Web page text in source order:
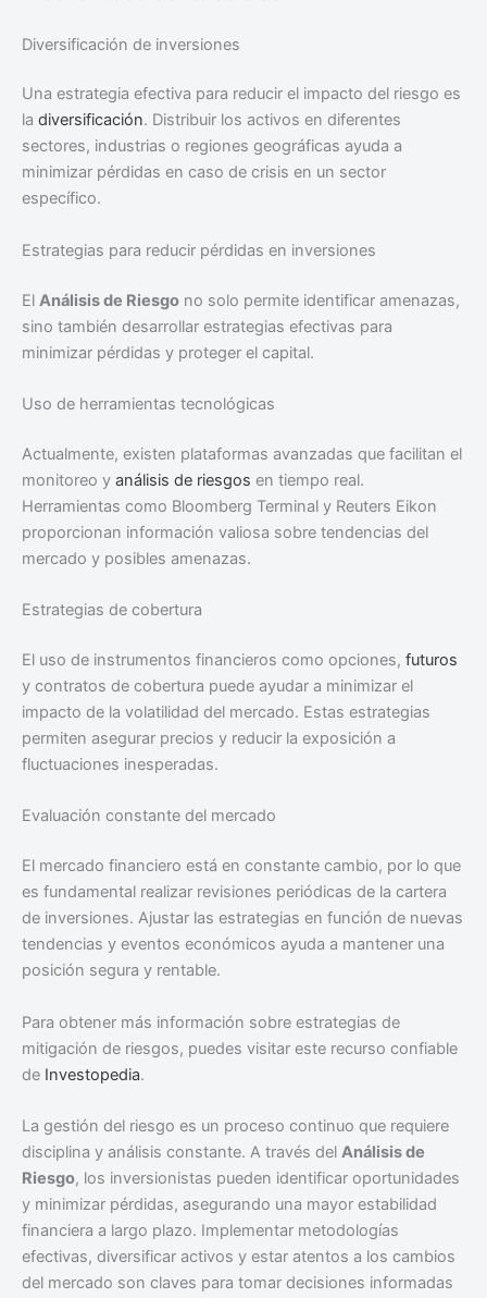
Diversificación de inversiones
Una estrategia efectiva para reducir el impacto del riesgo es
la diversificación. Distribuir los activos en diferentes
sectores, industrias o regiones geográficas ayuda a
minimizar pérdidas en caso de crisis en un sector
específico.
Estrategias para reducir pérdidas en inversiones
El Análisis de Riesgo no solo permite identificar amenazas,
sino también desarrollar estrategias efectivas para
minimizar pérdidas y proteger el capital.
Uso de herramientas tecnológicas
Actualmente, existen plataformas avanzadas que facilitan el
monitoreo y análisis de riesgos en tiempo real.
Herramientas como Bloomberg Terminal y Reuters Eikon
proporcionan información valiosa sobre tendencias del
mercado y posibles amenazas.
Estrategias de cobertura
El uso de instrumentos financieros como opciones, futuros
y contratos de cobertura puede ayudar a minimizar el
impacto de la volatilidad del mercado. Estas estrategias
permiten asegurar precios y reducir la exposición a
fluctuaciones inesperadas.
Evaluación constante del mercado
El mercado financiero está en constante cambio, por lo que
es fundamental realizar revisiones periódicas de la cartera
de inversiones. Ajustar las estrategias en función de nuevas
tendencias y eventos económicos ayuda a mantener una
posición segura y rentable.
Para obtener más información sobre estrategias de
mitigación de riesgos, puedes visitar este recurso confiable
de Investopedia.
La gestión del riesgo es un proceso continuo que requiere
disciplina y análisis constante. A través del Análisis de
Riesgo, los inversionistas pueden identificar oportunidades
y minimizar pérdidas, asegurando una mayor estabilidad
financiera a largo plazo. Implementar metodologías
efectivas, diversificar activos y estar atentos a los cambios
del mercado son claves para tomar decisiones informadas